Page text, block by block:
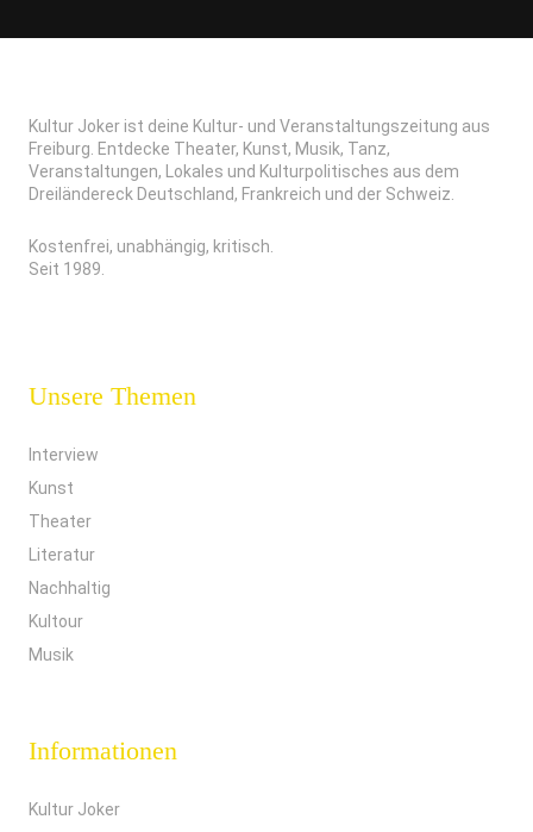
Kultur Joker ist deine Kultur- und Veranstaltungszeitung aus
Freiburg. Entdecke Theater, Kunst, Musik, Tanz,
Veranstaltungen, Lokales und Kulturpolitisches aus dem
Dreiländereck Deutschland, Frankreich und der Schweiz.
Kostenfrei, unabhängig, kritisch.
Seit 1989.
Unsere Themen
Interview
Kunst
Theater
Literatur
Nachhaltig
Kultour
Musik
Informationen
Kultur Joker